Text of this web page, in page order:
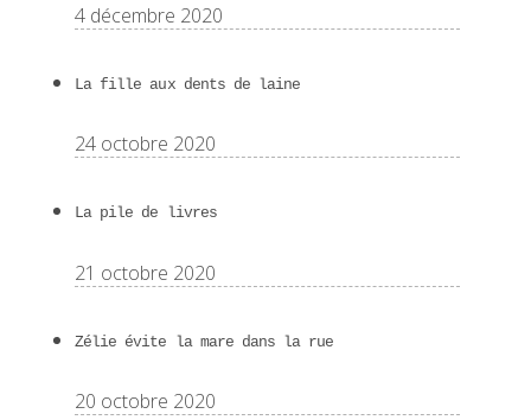
4 décembre 2020
La fille aux dents de laine
24 octobre 2020
La pile de livres
21 octobre 2020
Zélie évite la mare dans la rue
20 octobre 2020